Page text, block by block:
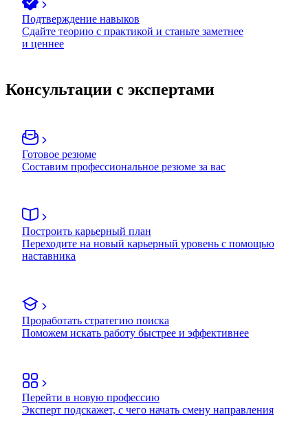
Подтверждение навыков
Сдайте теорию с практикой и станьте заметнее
и ценнее
Консультации с экспертами
Готовое резюме
Составим профессиональное резюме за вас
Построить карьерный план
Переходите на новый карьерный уровень с помощью
наставника
Проработать стратегию поиска
Поможем искать работу быстрее и эффективнее
Перейти в новую профессию
Эксперт подскажет, с чего начать смену направления